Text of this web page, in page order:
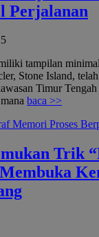
Perjalanan
oleh
tampilan
Stone Island,
Timur
baca >>
Trik